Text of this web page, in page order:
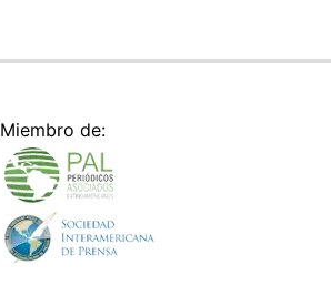
Miembro de: